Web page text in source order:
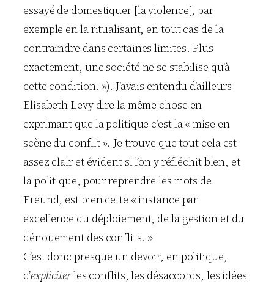
essayé de domestiquer [la violence], par
exemple en la ritualisant, en tout cas de la
contraindre dans certaines limites. Plus
exactement, une société ne se stabilise qu’à
cette condition. »). J’avais entendu d’ailleurs
Elisabeth Levy dire la même chose en
exprimant que la politique c’est la « mise en
scène du conflit ». Je trouve que tout cela est
assez clair et évident si l’on y réfléchit bien, et
la politique, pour reprendre les mots de
Freund, est bien cette « instance par
excellence du déploiement, de la gestion et du
dénouement des conflits. »
C’est donc presque un devoir, en politique,
d’expliciterles conflits, les désaccords, les idées